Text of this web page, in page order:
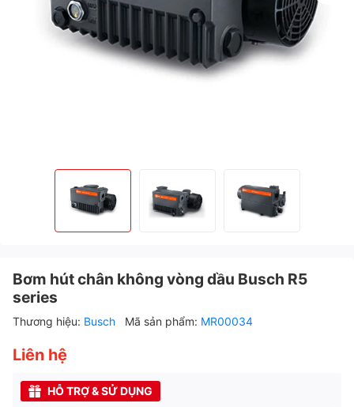
Bơm hút chân không vòng dầu Busch R5
series
Thương hiệu: Busch Mã sản phẩm: MR00034
Liên hệ
HỖ TRỢ & SỬ DỤNG